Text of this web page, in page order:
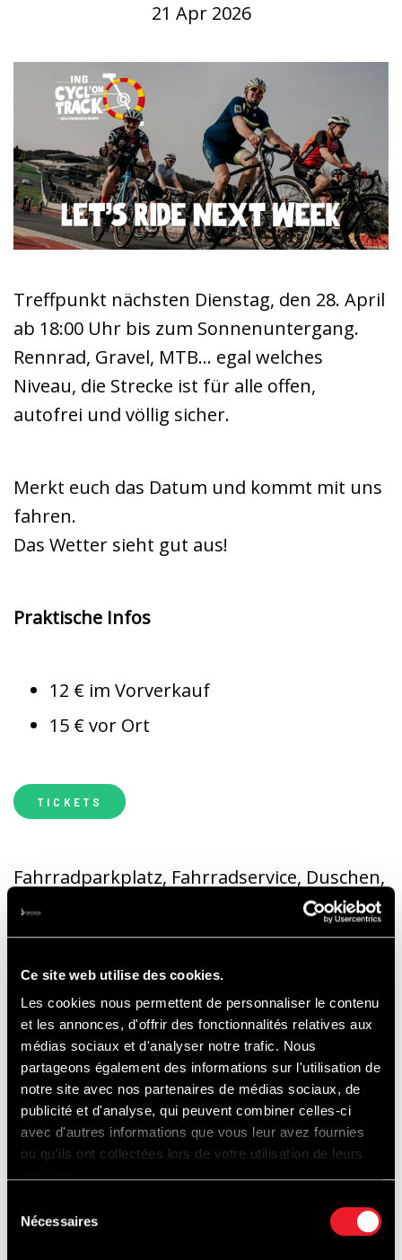
Ce site web utilise des cookies.
Les cookies nous permettent de personnaliser le contenu
et les annonces, d'offrir des fonctionnalités relatives aux
médias sociaux et d'analyser notre trafic. Nous
partageons également des informations sur l'utilisation de
notre site avec nos partenaires de médias sociaux, de
publicité et d'analyse, qui peuvent combiner celles-ci
avec d'autres informations que vous leur avez fournies
ou qu'ils ont collectées lors de votre utilisation de leurs
Nécessaires
21 Apr 2026
Treffpunkt nächsten Dienstag, den 28. April
ab 18:00 Uhr bis zum Sonnenuntergang.
Rennrad, Gravel, MTB… egal welches
Niveau, die Strecke ist für alle offen,
autofrei und völlig sicher.
Merkt euch das Datum und kommt mit uns
fahren.
Das Wetter sieht gut aus!
Praktische Infos
12 € im Vorverkauf
15 € vor Ort
TICKETS
Fahrradparkplatz, Fahrradservice, Duschen,
Animationen in den Boxen
HELM PFLICHT
KOSTENLOSER PARKPLATZ
P1, Route du Fagnoû 4, 4970 Stavelot
ZEITPLAN
Öffnung Empfang (Anmeldung): 16:00